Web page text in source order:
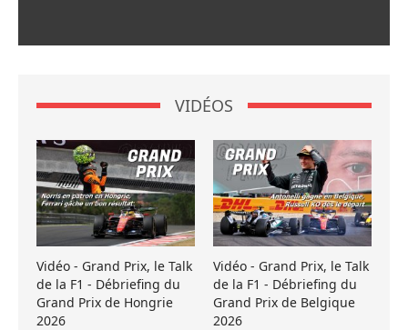
VIDÉOS
Vidéo - Grand Prix, le Talk
de la F1 - Débriefing du
Grand Prix de Hongrie
2026
Vidéo - Grand Prix, le Talk
de la F1 - Débriefing du
Grand Prix de Belgique
2026